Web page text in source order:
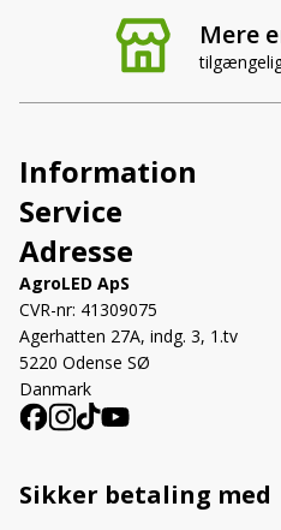
Mere
Information
Service
Adresse
AgroLED ApS
CVR-nr: 41309075
Agerhatten 27A, indg. 3, 1.tv
5220 Odense SØ
Danmark
Sikker betaling med